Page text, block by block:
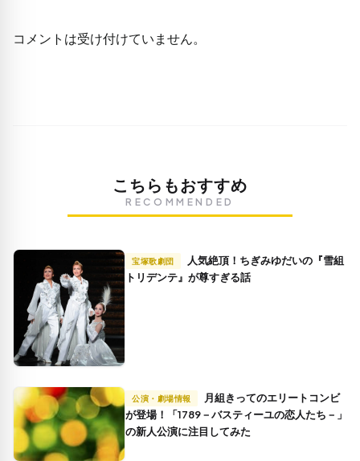
コメントは受け付けていません。
こちらもおすすめ
RECOMMENDED
宝塚歌劇団
トリデンテ』が尊すぎる話
公演・劇場情報
が登場！「1789－バスティーユの恋人たち－」
の新人公演に注目してみた